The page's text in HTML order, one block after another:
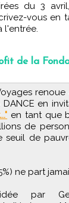
du 3
vous en
l'entrée.
de la
en
en tant que
de
seuil de
ne part
par